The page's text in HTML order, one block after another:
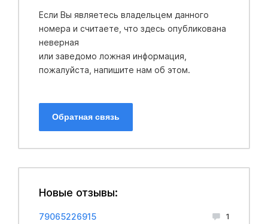
Если Вы являетесь владельцем данного
номера и считаете, что здесь опубликована
неверная
или заведомо ложная информация,
пожалуйста, напишите нам об этом.
Обратная связь
Новые отзывы:
79065226915 1